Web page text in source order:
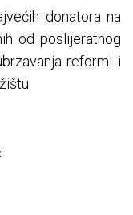
donatora na
od poslijeratnog
reformi i